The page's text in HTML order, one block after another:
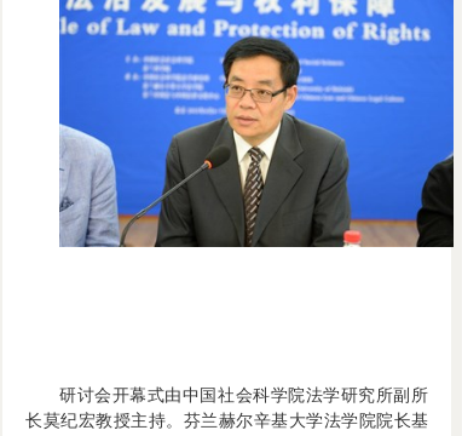
研讨会开幕式由中国社会科学院法学研究所副所
长莫纪宏教授主持。芬兰赫尔辛基大学法学院院长基